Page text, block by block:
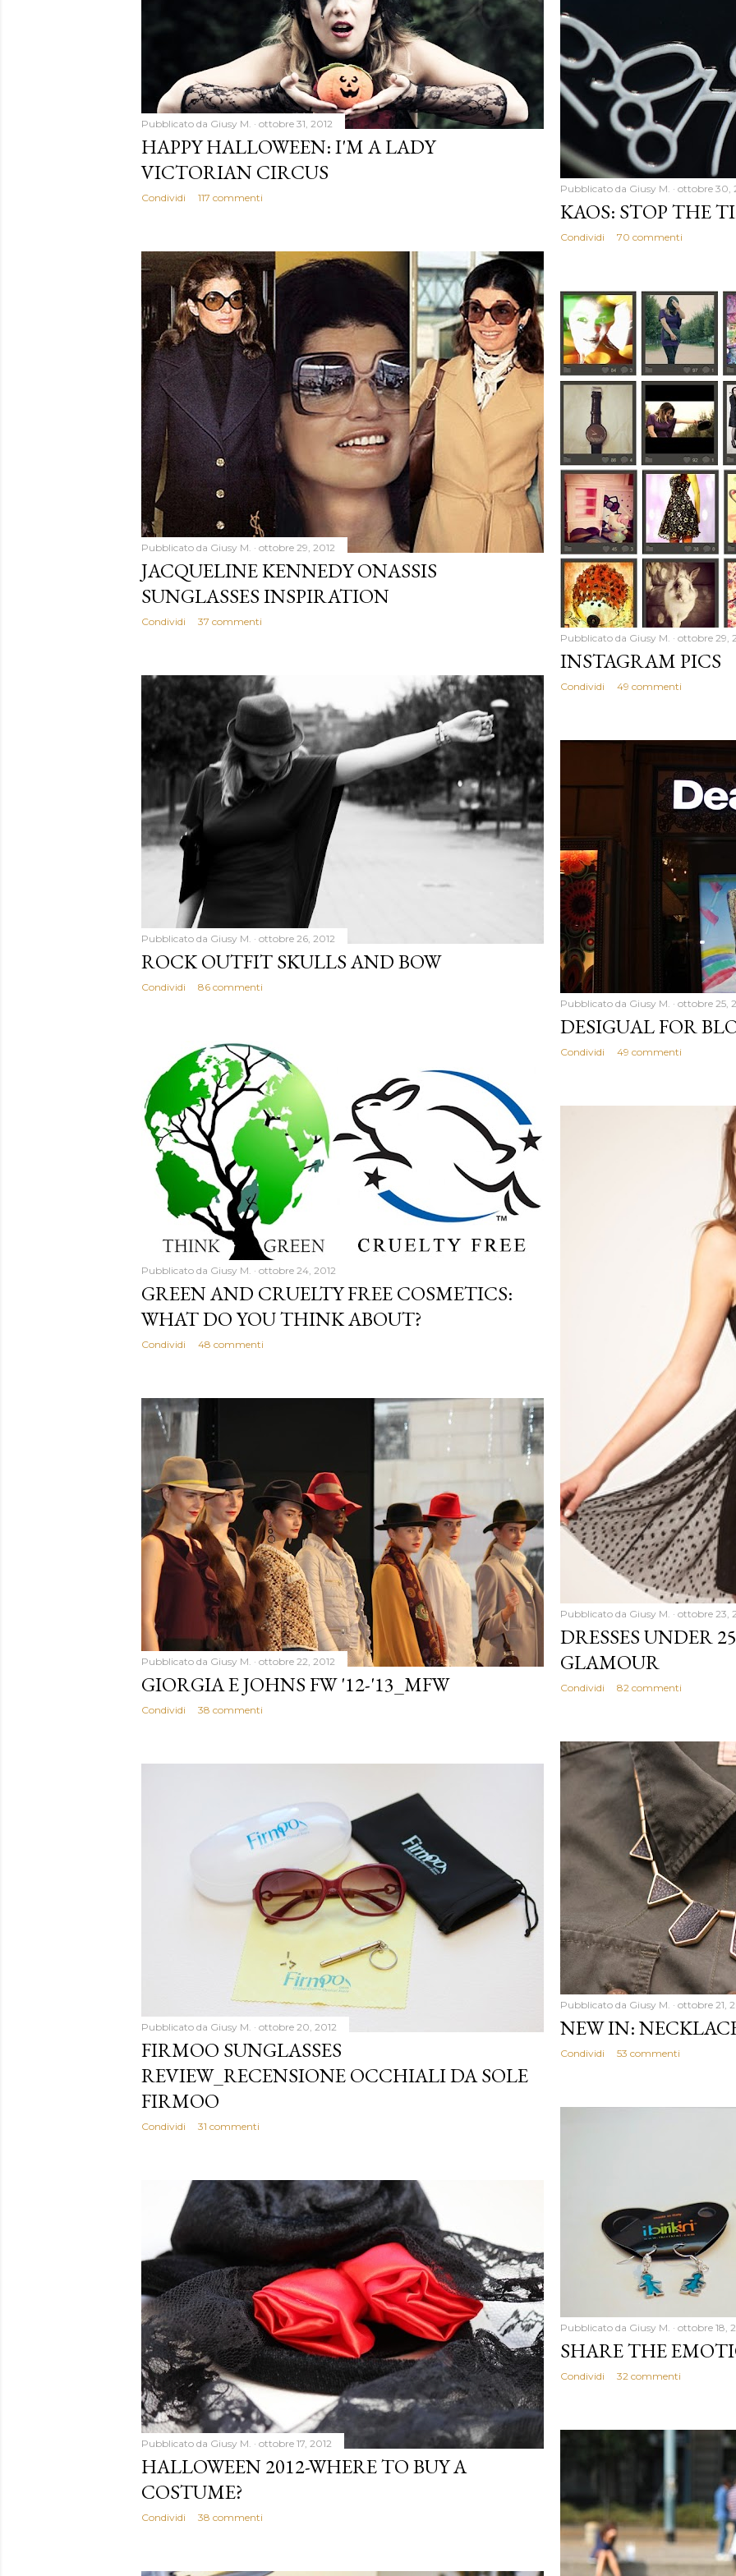
Pubblicato da Giusy M. ottobre 31, 2012
HAPPY HALLOWEEN: I'M A LADY
VICTORIAN CIRCUS
Condividi 117 commenti
Pubblicato da Giusy M. ottobre 30,
KAOS: STOP THE
Condividi 70 commenti
Pubblicato da Giusy M. ottobre 29, 2012
JACQUELINE KENNEDY ONASSIS
SUNGLASSES INSPIRATION
Condividi
37 commenti
Pubblicato da Giusy M. ottobre 29,
INSTAGRAM PICS
Condividi 49 commenti
Pubblicato da Giusy M. ottobre 26, 2012
ROCK OUTFIT SKULLS AND BOW
Condividi
86 commenti
Pubblicato da Giusy M. ottobre 25,
DESIGUAL FOR
Condividi 49 commenti
Pubblicato da Giusy M. ottobre 24, 2012
GREEN AND CRUELTY FREE COSMETICS:
WHAT DO YOU THINK ABOUT?
Condividi 48 commenti
Pubblicato da Giusy M. ottobre 23,
DRESSES UNDER
GLAMOUR
Condividi 82 commenti
Pubblicato da Giusy M. ottobre 22, 2012
GIORGIA E JOHNS FW '12-'13_MFW
Condividi 38 commenti
Pubblicato da Giusy M. ottobre 21,
NEW IN:
Condividi 53 commenti
Pubblicato da Giusy M. ottobre 20, 2012
FIRMOO SUNGLASSES
REVIEW_RECENSIONE OCCHIALI DA SOLE
FIRMOO
Condividi 31 commenti
Pubblicato da Giusy M. ottobre 18,
SHARE THE
Condividi 32 commenti
Pubblicato da Giusy M. ottobre 17, 2012
HALLOWEEN 2012-WHERE TO BUY A
COSTUME?
Condividi 38 commenti